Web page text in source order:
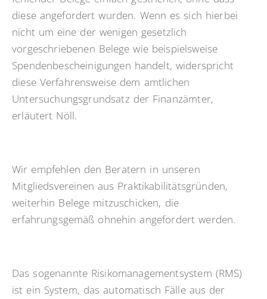
diese angefordert wurden. Wenn es sich hierbei
nicht um eine der wenigen gesetzlich
vorgeschriebenen Belege wie beispielsweise
Spendenbescheinigungen handelt, widerspricht
diese Verfahrensweise dem amtlichen
Untersuchungsgrundsatz der Finanzämter,
erläutert Nöll.
Wir empfehlen den Beratern in unseren
Mitgliedsvereinen aus Praktikabilitätsgründen,
weiterhin Belege mitzuschicken, die
erfahrungsgemäß ohnehin angefordert werden.
Das sogenannte Risikomanagementsystem (RMS)
ist ein System, das automatisch Fälle aus der